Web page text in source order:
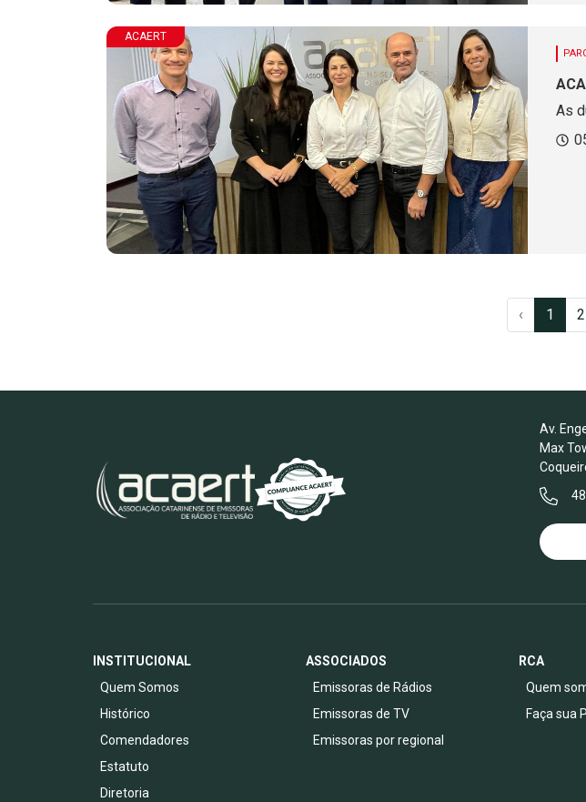
ACAERT
As
‹ 1 2
Av.
Max
INSTITUCIONAL
Quem Somos
Histórico
Comendadores
Estatuto
Diretoria
ASSOCIADOS
Emissoras de Rádios
Emissoras de TV
Emissoras por regional
RCA
Quem
Faça sua